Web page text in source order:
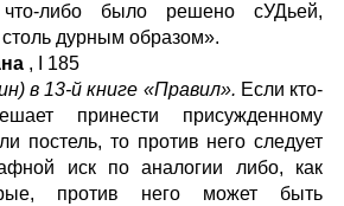
либо было решено сУДьей,
дурным образом».
,
185
в 13-й книге «Правил». Если кто-
принести присужденному
постель, то против него следует
иск по аналогии либо, как
против него может быть